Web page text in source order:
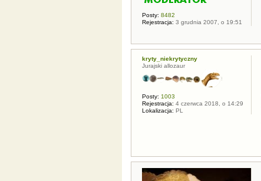
Posty: 8482
Rejestracja: 3 grudnia 2007, o 19:51
kryty_niekrytyczny
Jurajski allozaur
Posty: 1003
Rejestracja: 4 czerwca 2018, o 14:29
Lokalizacja: PL